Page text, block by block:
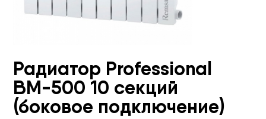
Радиатор Professional
BM-500 10 секций
(боковое подключение)